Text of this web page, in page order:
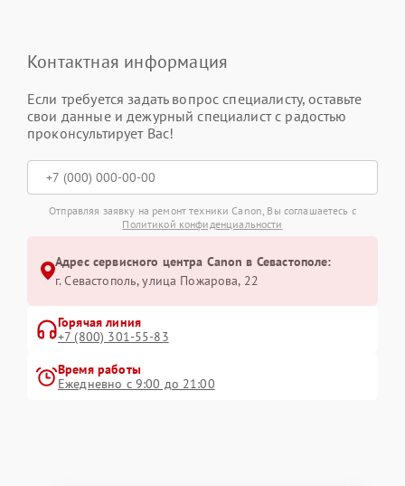
Контактная информация
Если требуется задать вопрос специалисту, оставьте
свои данные и дежурный специалист с радостью
проконсультирует Вас!
Отправляя заявку на ремонт техники Canon, Вы соглашаетесь с
Политикой конфиденциальности
Адрес сервисного центра Canon в Севастополе:
г. Севастополь, улица Пожарова, 22
Горячая линия
+7 (800) 301-55-83
Время работы
Ежедневно с 9:00 до 21:00